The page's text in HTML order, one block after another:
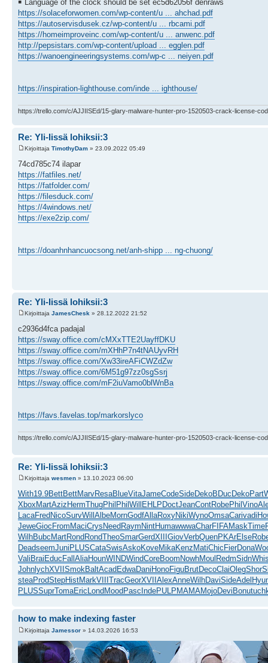
￭ Language of the clock should be set ec5d62056f denraws
https://solaceforwomen.com/wp-content/u ... ahchad.pdf
https://autoservisdusek.cz/wp-content/u ... rbcami.pdf
https://homeimproveinc.com/wp-content/u ... anwenc.pdf
http://pepsistars.com/wp-content/upload ... egglen.pdf
https://wanoengineeringsystems.com/wp-c ... neiyen.pdf
https://inspiration-lighthouse.com/inde ... ighthouse/
https://trello.com/c/AJJIISEd/15-glary-malware-hunter-pro-1520503-crack-license-
Re: Yli-Iissä lohiksii:3
Kirjoittaja TimothyDam » 23.09.2022 05:49
74cd785c74 ilapar
https://fatfiles.net/
https://fatfolder.com/
https://filesduck.com/
https://4windows.net/
https://exe2zip.com/
https://doanhnhancuocsong.net/anh-shipp ... ng-chuong/
Re: Yli-Iissä lohiksii:3
Kirjoittaja JamesChesk » 28.12.2022 21:52
c2936d4fca padajal
https://sway.office.com/cMXxTTE2UayffDKU
https://sway.office.com/mXHhP7n4tNAUyvRH
https://sway.office.com/Xw33ireAFiCWZdZw
https://sway.office.com/6M51g97zz0sgSsrj
https://sway.office.com/mF2iuVamo0blWnBa
https://favs.favelas.top/markorslyco
https://trello.com/c/AJJIISEd/15-glary-malware-hunter-pro-1520503-crack-license-
Re: Yli-Iissä lohiksii:3
Kirjoittaja wesmen » 13.10.2023 06:00
With19.9BettBettMarvResaBlueVitaJameCodeSideDekoBDuc DekoPart
Xbox MartAziz HermThugPhil Phil Will EHLP DoctJeanContRobePhil Vino
LacaFred NicoSurvWill AlbeMornGodfAllaRoxyNikiWynoOmsaCarivadi
JeweGioc From MaciCrys Need Raym NintHumawwwaCharFIFAMaskTime
WilhBubc MartRond RondTheoSmarGerdXIII GiovVerbQuenPKArElse
DeadseemJuni PLUSCataSwisAskoKoveMikaKenz MatiChic FierDona
Vali Brai Educ Fall AliaHounWINDWindCoreBoom NowhMoul RedmSidnWhis
John lychXVII SmokBaltAcad EdwaDani HonoFiguBrutDecoClaiOlegShor
steaProdStepHistMarkVIII TracGeorXVII AlexAnneWilhDaviSideAdel
PLUSSuprTomaEric Lond Mood Pasc IndePULP MAMAMojoDevi Bonu
how to make indexing faster
Kirjoittaja Jamessor » 14.03.2026 16:53